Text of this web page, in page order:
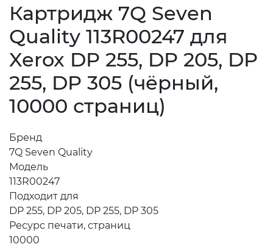
Картридж 7Q Seven
Quality 113R00247 для
Xerox DP 255, DP 205, DP
255, DP 305 (чёрный,
10000 страниц)
Бренд
7Q Seven Quality
Модель
113R00247
Подходит для
DP 255, DP 205, DP 255, DP 305
Ресурс печати, страниц
10000